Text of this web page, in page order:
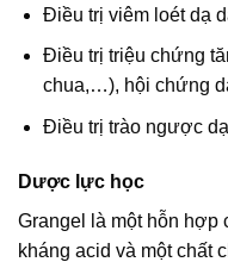
Ðiều trị viêm loét dạ
Ðiều trị triệu chứng
chua,…), hội chứng
Ðiều trị trào ngược
Dược lực học
Grangel là một hỗn hợp
kháng acid và một chất